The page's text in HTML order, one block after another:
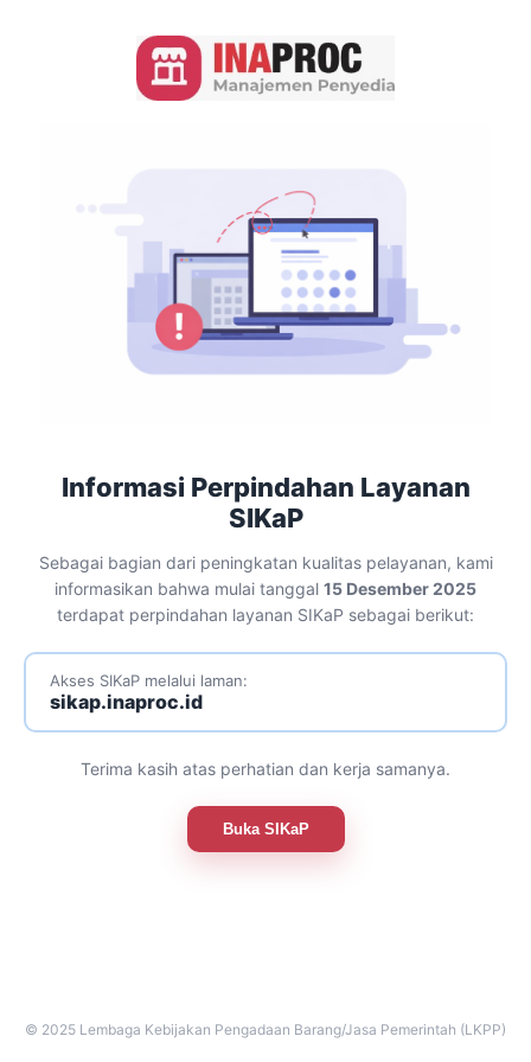
Informasi Perpindahan Layanan
SIKaP
Sebagai bagian dari peningkatan kualitas pelayanan, kami
informasikan bahwa mulai tanggal 15 Desember 2025
terdapat perpindahan layanan SIKaP sebagai berikut:
Akses SIKaP melalui laman:
sikap.inaproc.id
Terima kasih atas perhatian dan kerja samanya.
Buka SIKaP
© 2025 Lembaga Kebijakan Pengadaan Barang/Jasa Pemerintah (LKPP)